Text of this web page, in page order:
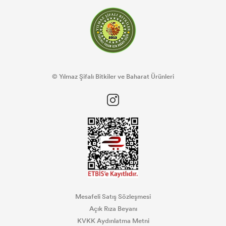
© Yılmaz Şifalı Bitkiler ve Baharat Ürünleri
Mesafeli Satış Sözleşmesi
Açık Rıza Beyanı
KVKK Aydınlatma Metni